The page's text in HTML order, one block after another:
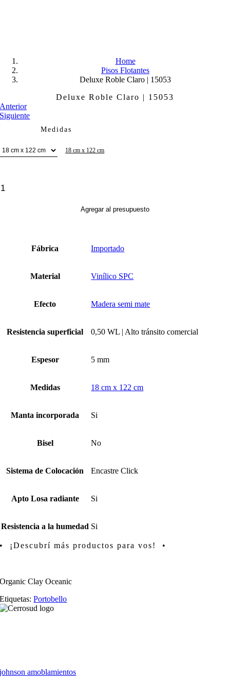
Home
Pisos Flotantes
Deluxe Roble Claro | 15053
Deluxe Roble Claro | 15053
Anterior
Siguiente
Medidas
18 cm x 122 cm
Agregar al presupuesto
Fábrica Importado
Material Vinílico SPC
Efecto Madera semi mate
Resistencia superficial 0,50 WL | Alto tránsito comercial
Espesor 5 mm
Medidas 18 cm x 122 cm
Manta incorporada Si
Bisel No
Sistema de Colocación Encastre Click
Apto Losa radiante Si
Resistencia a la humedad Si
• ¡Descubrí más productos para vos! •
Organic Clay Oceanic
Etiquetas:Portobello
johnson amoblamientos